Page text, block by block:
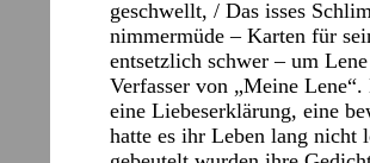
geschwellt, / Das isses
nimmermüde – Karten für
entsetzlich schwer – um
Verfasser von „Meine
eine Liebeserklärung, eine
hatte es ihr Leben lang nicht